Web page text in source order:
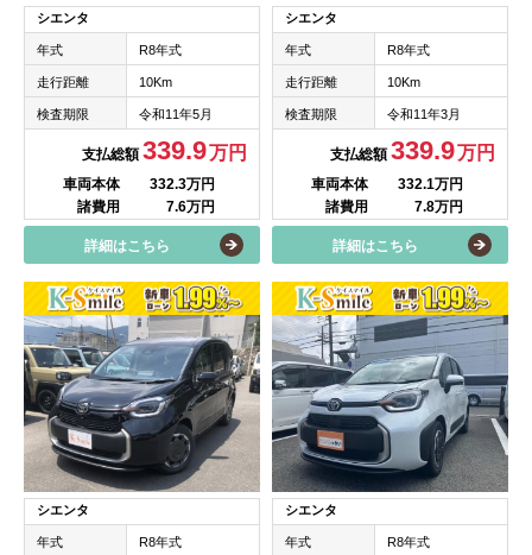
シエンタ
年式 R8年式
走行距離 10Km
検査期限 令和11年5月
支払総額339.9万円
車両本体
332.3万円
諸費用
7.6万円
詳細はこちら
シエンタ
年式 R8年式
走行距離 10Km
検査期限 令和11年3月
支払総額339.9万円
車両本体
332.1万円
諸費用
7.8万円
詳細はこちら
シエンタ
年式 R8年式
シエンタ
年式 R8年式